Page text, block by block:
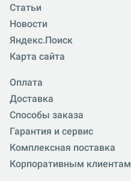
Статьи
Новости
Яндекс.Поиск
Карта сайта
Оплата
Доставка
Способы заказа
Гарантия и сервис
Комплексная поставка
Корпоративным клиентам